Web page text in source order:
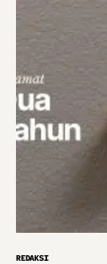
REDAKSI